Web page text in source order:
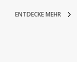
ENTDECKE MEHR